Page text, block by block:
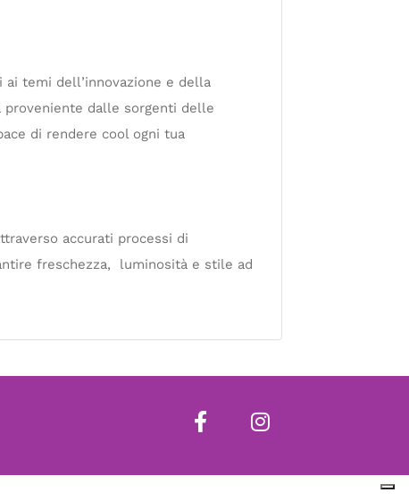
temi dell’innovazione e della
proveniente dalle sorgenti delle
di rendere cool ogni tua
accurati processi di
freschezza, luminosità e stile ad